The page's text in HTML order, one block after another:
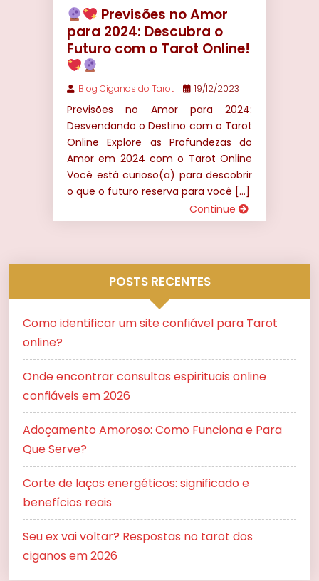
Previsões no Amor
para 2024: Descubra o
Futuro com o Tarot Online!
Blog Ciganos do Tarot 19/12/2023
Previsões no Amor para 2024:
Desvendando o Destino com o Tarot
Online Explore as Profundezas do
Amor em 2024 com o Tarot Online
Você está curioso(a) para descobrir
o que o futuro reserva para você […]
Continue
POSTS RECENTES
Como identificar um site confiável para Tarot
online?
Onde encontrar consultas espirituais online
confiáveis em 2026
Adoçamento Amoroso: Como Funciona e Para
Que Serve?
Corte de laços energéticos: significado e
benefícios reais
Seu ex vai voltar? Respostas no tarot dos
ciganos em 2026